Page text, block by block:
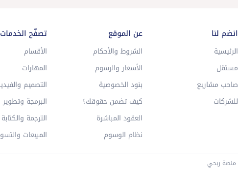
انضم لنا
الرئيسية
مستقل
صاحب مشاريع
للشركات
عن الموقع
الشروط والأحكام
الأسعار والرسوم
بنود الخصوصية
كيف تضمن حقوقك؟
العقود المباشرة
نظام الوسوم
تصفّح الخدمات
الأقسام
المهارات
التصميم
البرمجة وتطوير
الترجمة والكتابة
المبيعات